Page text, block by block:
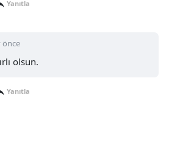
Yanıtla
önce
olsun.
Yanıtla